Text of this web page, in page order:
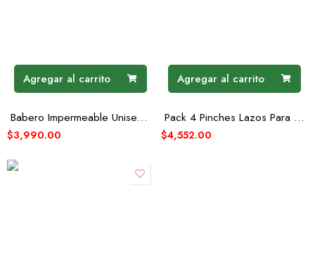
Agregar al carrito
Babero Impermeable Unisex Diseño Conejito En Avioneta
$3,990.00
Agregar al carrito
Pack 4 Pinches Lazos Para Niña Variedad De Colores
$4,552.00